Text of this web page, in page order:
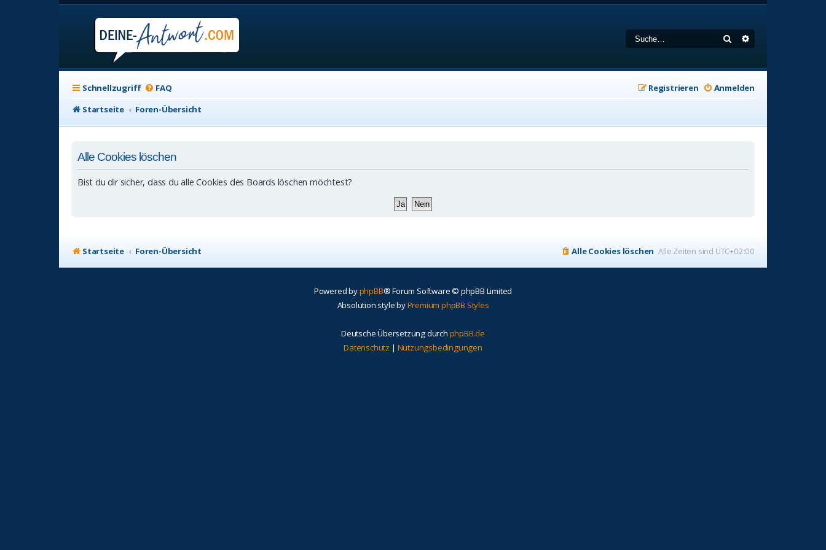
Suche
Schnellzugriff FAQ Anmelden
Registrieren
Startseite
Foren-Übersicht
Alle Cookies löschen
Bist du dir sicher, dass du alle Cookies des Boards löschen möchtest?
Startseite Foren-Übersicht Alle Zeiten sind UTC+02:00
Alle Cookies löschen
Powered byphpBB® Forum Software © phpBB Limited
Absolution style byPremium phpBB Styles
Deutsche Übersetzung durch phpBB.de
Datenschutz | Nutzungsbedingungen